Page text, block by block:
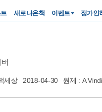
새로나온책 이벤트 정가인
세상 2018-04-30 원제 : A